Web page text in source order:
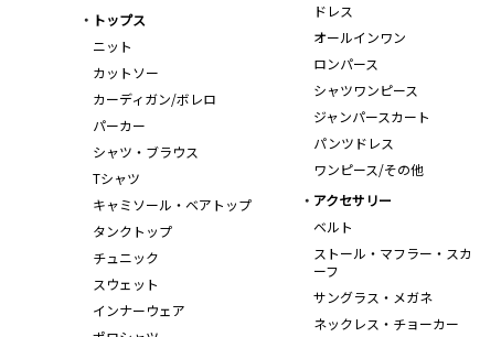
トップス
ニット
カットソー
カーディガン/ボレロ
パーカー
シャツ・ブラウス
Tシャツ
キャミソール・ベアトップ
タンクトップ
チュニック
スウェット
インナーウェア
ドレス
オールインワン
ロンパース
シャツワンピース
ジャンパースカート
パンツドレス
ワンピース/その他
アクセサリー
ベルト
ストール・マフラー・スカ
ーフ
サングラス・メガネ
ネックレス・チョーカー